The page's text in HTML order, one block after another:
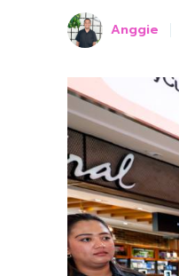
Anggie